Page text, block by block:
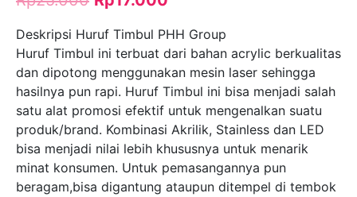
Deskripsi Huruf Timbul PHH Group
Huruf Timbul ini terbuat dari bahan acrylic berkualitas
dan dipotong menggunakan mesin laser sehingga
hasilnya pun rapi. Huruf Timbul ini bisa menjadi salah
satu alat promosi efektif untuk mengenalkan suatu
produk/brand. Kombinasi Akrilik, Stainless dan LED
bisa menjadi nilai lebih khususnya untuk menarik
minat konsumen. Untuk pemasangannya pun
beragam,bisa digantung ataupun ditempel di tembok